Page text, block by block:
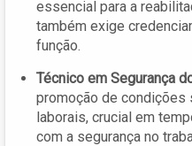
essencial para a
também exige
função.
Técnico em Segurança
promoção de condições
laborais, crucial em
com a segurança no